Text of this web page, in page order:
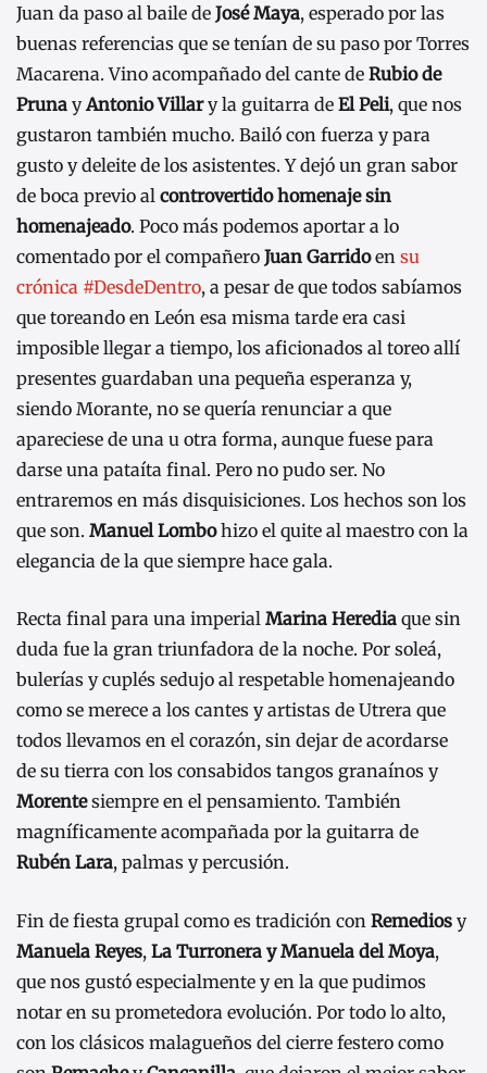
Juan da paso al baile de José Maya, esperado por las
buenas referencias que se tenían de su paso por Torres
Macarena. Vino acompañado del cante de Rubio de
Pruna yAntonio Villary la guitarra de El Peli, que nos
gustaron también mucho. Bailó con fuerza y para
gusto y deleite de los asistentes. Y dejó un gran sabor
de boca previo al controvertido homenaje sin
homenajeado. Poco más podemos aportar a lo
comentado por el compañero Juan Garridoen su
crónica #DesdeDentro, a pesar de que todos sabíamos
que toreando en León esa misma tarde era casi
imposible llegar a tiempo, los aficionados al toreo allí
presentes guardaban una pequeña esperanza y,
siendo Morante, no se quería renunciar a que
apareciese de una u otra forma, aunque fuese para
darse una pataíta final. Pero no pudo ser. No
entraremos en más disquisiciones. Los hechos son los
que son. Manuel Lombohizo el quite al maestro con la
elegancia de la que siempre hace gala.
Recta final para una imperial Marina Heredia que sin
duda fue la gran triunfadora de la noche. Por soleá,
bulerías y cuplés sedujo al respetable homenajeando
como se merece a los cantes y artistas de Utrera que
todos llevamos en el corazón, sin dejar de acordarse
de su tierra con los consabidos tangos granaínos y
Morentesiempre en el pensamiento. También
magníficamente acompañada por la guitarra de
Rubén Lara, palmas y percusión.
Fin de fiesta grupal como es tradición con Remedios y
Manuela Reyes, La Turronera y Manuela del Moya,
que nos gustó especialmente y en la que pudimos
notar en su prometedora evolución. Por todo lo alto,
con los clásicos malagueños del cierre festero como